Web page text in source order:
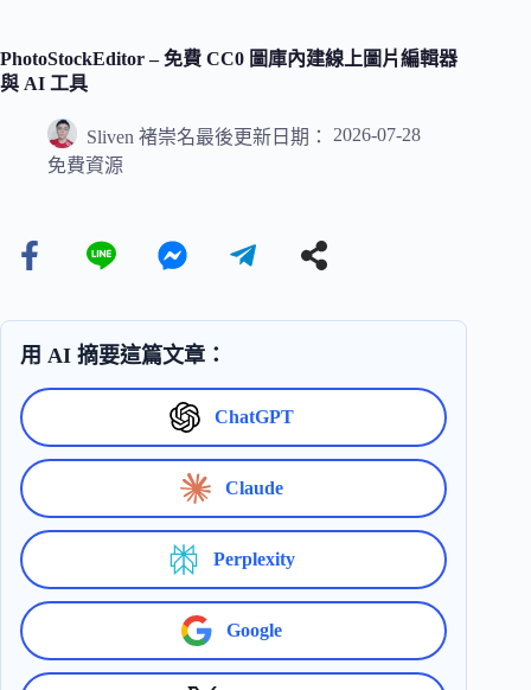
PhotoStockEditor – 免費 CC0 圖庫內建線上圖片編輯器
與 AI 工具
Sliven 褚崇名最後更新日期：
2026-07-28
免費資源
用 AI 摘要這篇文章：
ChatGPT
Claude
Perplexity
Google